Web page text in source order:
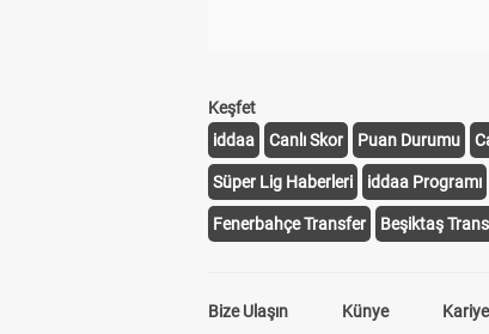
Keşfet
iddaa
Canlı Skor Puan Durumu
Süper Lig Haberleri iddaa Programı
Fenerbahçe Transfer Beşiktaş
Bize Ulaşın Künye